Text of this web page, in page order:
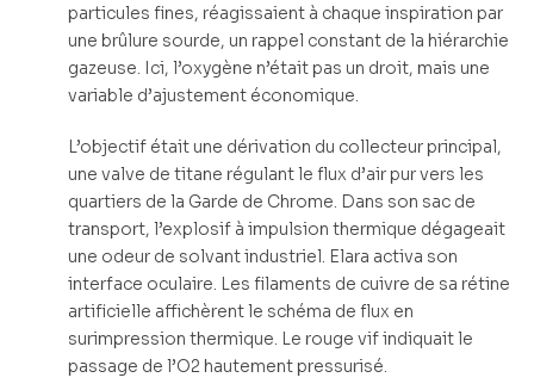
particules fines, réagissaient à chaque inspiration par
une brûlure sourde, un rappel constant de la hiérarchie
gazeuse. Ici, l’oxygène n’était pas un droit, mais une
variable d’ajustement économique.
L’objectif était une dérivation du collecteur principal,
une valve de titane régulant le flux d’air pur vers les
quartiers de la Garde de Chrome. Dans son sac de
transport, l’explosif à impulsion thermique dégageait
une odeur de solvant industriel. Elara activa son
interface oculaire. Les filaments de cuivre de sa rétine
artificielle affichèrent le schéma de flux en
surimpression thermique. Le rouge vif indiquait le
passage de l’O2 hautement pressurisé.